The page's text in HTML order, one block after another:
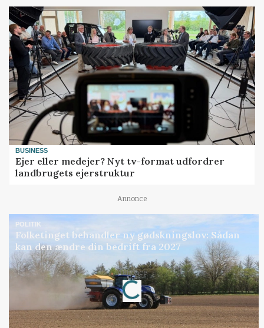
BUSINESS
Ejer eller medejer? Nyt tv-format udfordrer
landbrugets ejerstruktur
Annonce
POLITIK
Folketinget behandler ny gødskningslov: Sådan
kan den ændre din bedrift fra 2027
Annonce
Loading...